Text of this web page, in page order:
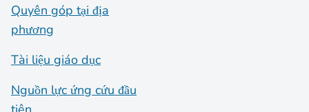
Quyên góp tại địa
phương
Tài liệu giáo dục
Nguồn lực ứng cứu đầu